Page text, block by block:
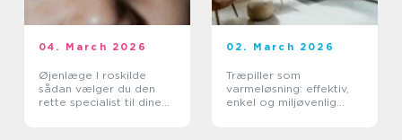
04. March 2026
Øjenlæge I roskilde
sådan vælger du den
rette specialist til dine
02. March 2026
Træpiller som
varmeløsning: effektiv,
enkel og miljøvenlig